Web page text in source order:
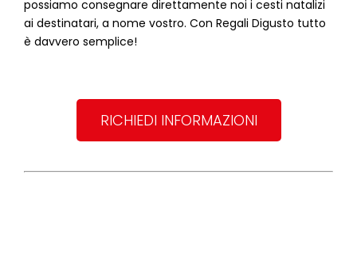
possiamo consegnare direttamente noi i cesti natalizi
ai destinatari, a nome vostro. Con Regali Digusto tutto
è davvero semplice!
RICHIEDI INFORMAZIONI